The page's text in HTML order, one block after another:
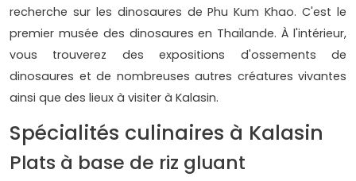
recherche sur les dinosaures de Phu Kum Khao. C'est le
premier musée des dinosaures en Thaïlande. À l'intérieur,
vous trouverez des expositions d'ossements de
dinosaures et de nombreuses autres créatures vivantes
ainsi que des lieux à visiter à Kalasin.
Spécialités culinaires à Kalasin
Plats à base de riz gluant